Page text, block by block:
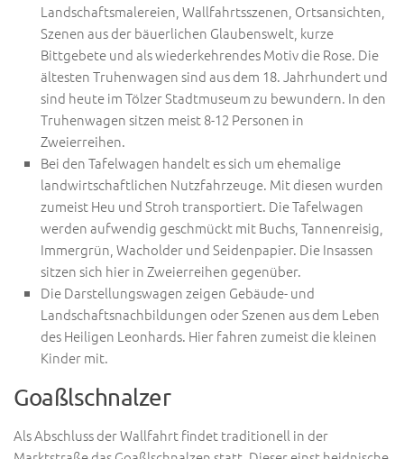
Landschaftsmalereien, Wallfahrtsszenen, Ortsansichten,
Szenen aus der bäuerlichen Glaubenswelt, kurze
Bittgebete und als wiederkehrendes Motiv die Rose. Die
ältesten Truhenwagen sind aus dem 18. Jahrhundert und
sind heute im Tölzer Stadtmuseum zu bewundern. In den
Truhenwagen sitzen meist 8-12 Personen in
Zweierreihen.
Bei den Tafelwagen handelt es sich um ehemalige
landwirtschaftlichen Nutzfahrzeuge. Mit diesen wurden
zumeist Heu und Stroh transportiert. Die Tafelwagen
werden aufwendig geschmückt mit Buchs, Tannenreisig,
Immergrün, Wacholder und Seidenpapier. Die Insassen
sitzen sich hier in Zweierreihen gegenüber.
Die Darstellungswagen zeigen Gebäude- und
Landschaftsnachbildungen oder Szenen aus dem Leben
des Heiligen Leonhards. Hier fahren zumeist die kleinen
Kinder mit.
Goaßlschnalzer
Als Abschluss der Wallfahrt findet traditionell in der